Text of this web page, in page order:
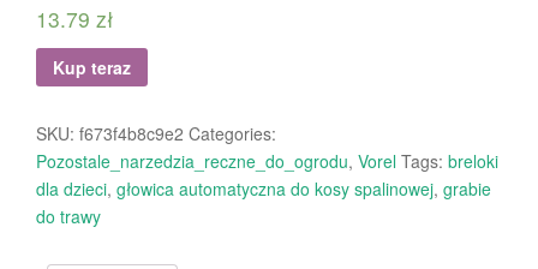
13.79 zł
Kup teraz
SKU: f673f4b8c9e2 Categories:
Pozostale_narzedzia_reczne_do_ogrodu, Vorel Tags: breloki
dla dzieci, głowica automatyczna do kosy spalinowej, grabie
do trawy